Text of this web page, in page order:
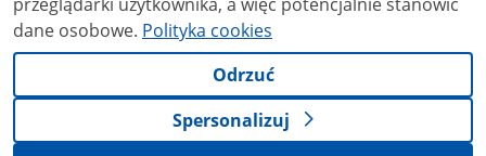
dane osobowe. Polityka cookies
Odrzuć
Spersonalizuj